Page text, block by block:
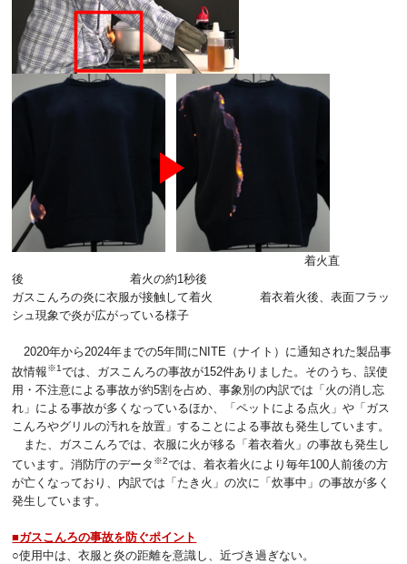
着火直
後 着火の約1秒後
ガスこんろの炎に衣服が接触して着火 着衣着火後、表面フラッ
シュ現象で炎が広がっている様子
2020年から2024年までの5年間にNITE（ナイト）に通知された製品事
故情報※1では、ガスこんろの事故が152件ありました。そのうち、誤使
用・不注意による事故が約5割を占め、事象別の内訳では「火の消し忘
れ」による事故が多くなっているほか、「ペットによる点火」や「ガス
こんろやグリルの汚れを放置」することによる事故も発生しています。
また、ガスこんろでは、衣服に火が移る「着衣着火」の事故も発生し
ています。消防庁のデータ ※2では、着衣着火により毎年100人前後の方
が亡くなっており、内訳では「たき火」の次に「炊事中」の事故が多く
発生しています。
■ガスこんろの事故を防ぐポイント
○使用中は、衣服と炎の距離を意識し、近づき過ぎない。